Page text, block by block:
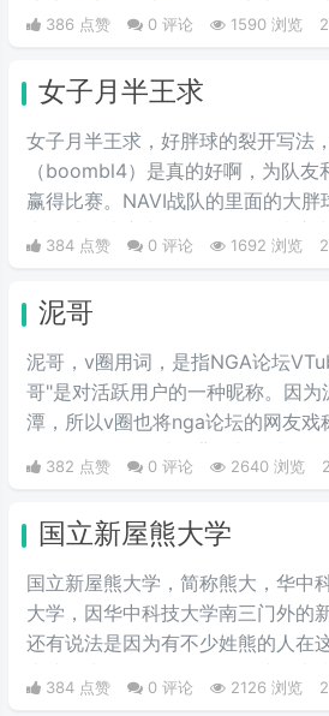
386 点赞 0 评论 1590 浏览
女子月半王求
女子月半王求，好胖球的裂开写法
（boombl4）是真的好啊，为队友
赢得比赛。NAVI战队的里面的大
卡托维兹比赛中超级发挥，在决赛
带领NAVI战队战胜A队和G2，夺得
384 点赞 0 评论 1692 浏览
泥哥
泥哥，v圈用词，是指NGA论坛
哥"是对活跃用户的一种昵称。因
潭，所以v圈也将nga论坛的网友戏
可能源自nga网站的背景颜色类似
户们开始将这些常驻者称为"泥哥"。
382 点赞 0 评论 2640 浏览
国立新屋熊大学
国立新屋熊大学，简称熊大，华中
大学，因华中科技大学南三门外的
还有说法是因为有不少姓熊的人在
由此而来。具体原因是否如此，也
熊大学的名字，比这个985大学更
384 点赞 0 评论 2126 浏览